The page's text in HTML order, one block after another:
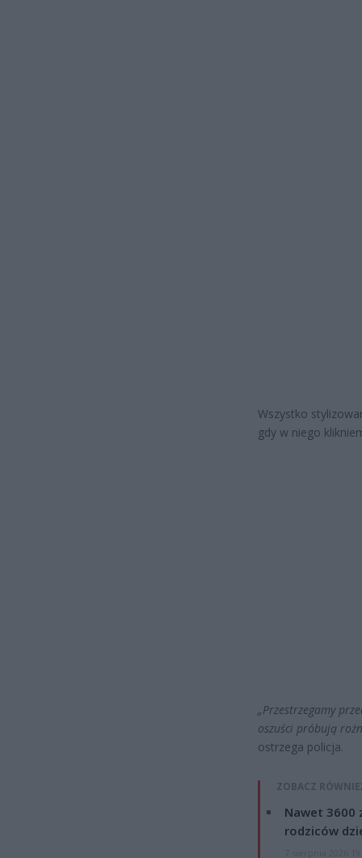
Wszystko
gdy w niego
„Przestrzegamy
oszuści próbują
ostrzega policja.
ZOBACZ
Nawet 3600
rodziców